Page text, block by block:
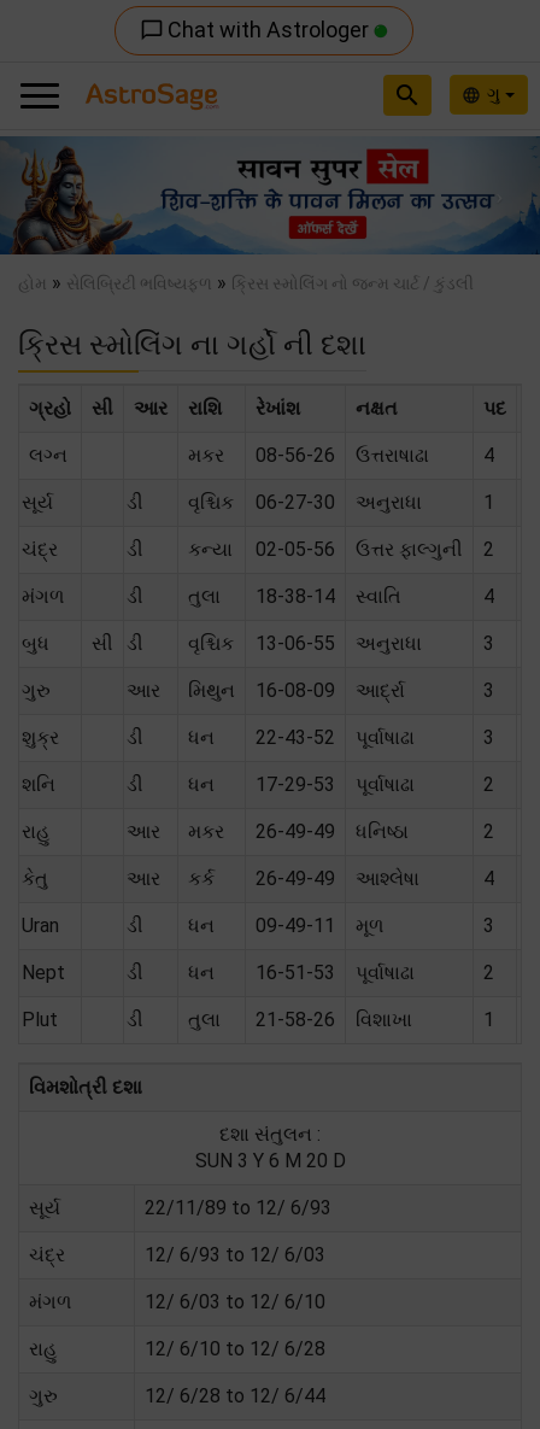
chat_bubble_outline Chat with Astrologer
language ગુ
search
Previous
હોમ » સેલિબ્રિટી ભવિષ્યફળ » ક્રિસ સ્મોલિંગ નો જન્મ ચાર્ટ / કુંડલી
ક્રિસ સ્મોલિંગ ના ગર્હો ની દશા
ગ્રહો સી આર રાશિ રેખાંશ નક્ષત પદ
લગ્ન મકર 08-56-26 ઉત્તરાષાઢા 4
સૂર્ય ડી વૃશ્ચિક 06-27-30 અનુરાધા 1
ચંદ્ર ડી કન્યા 02-05-56 ઉત્તર ફાલ્ગુની 2
મંગળ ડી તુલા 18-38-14 સ્વાતિ 4
બુધ સી ડી વૃશ્ચિક 13-06-55 અનુરાધા 3
ગુરુ આર મિથુન 16-08-09 આર્દ્રા 3
શુક્ર ડી ધન 22-43-52 પૂર્વાષાઢા 3
શનિ ડી ધન 17-29-53 પૂર્વાષાઢા 2
રાહુ આર મકર 26-49-49 ધનિષ્ઠા 2
કેતુ આર કર્ક 26-49-49 આશ્લેષા 4
Uran ડી ધન 09-49-11 મૂળ 3
Nept ડી ધન 16-51-53 પૂર્વાષાઢા 2
Plut ડી તુલા 21-58-26 વિશાખા 1
વિમશોત્રી દશા
દશા સંતુલન :
SUN 3 Y 6 M 20 D
સૂર્ય 22/11/89 to 12/ 6/93
ચંદ્ર 12/ 6/93 to 12/ 6/03
મંગળ 12/ 6/03 to 12/ 6/10
રાહુ 12/ 6/10 to 12/ 6/28
ગુરુ 12/ 6/28 to 12/ 6/44